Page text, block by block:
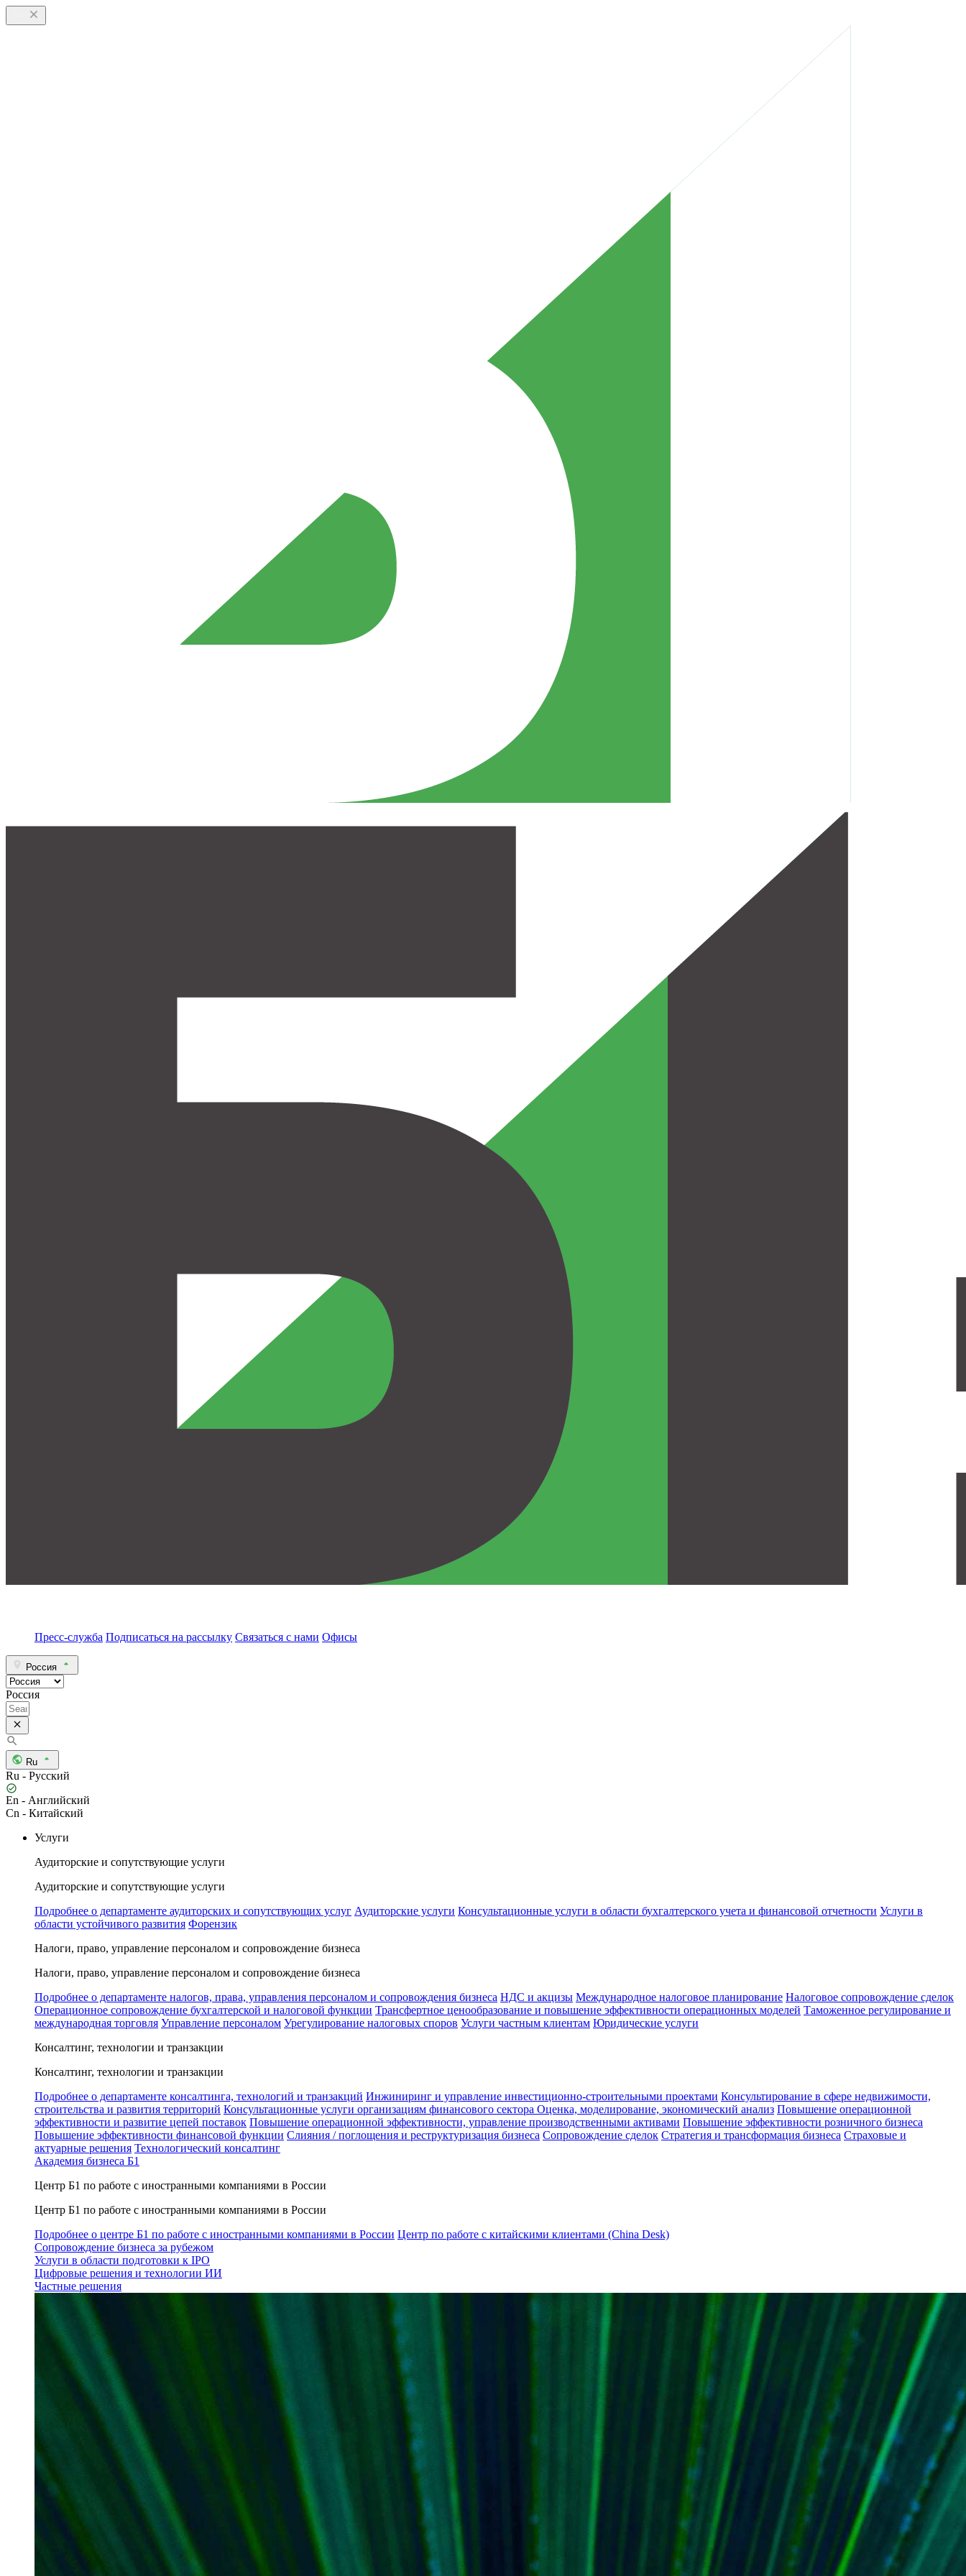
Пресс-служба Подписаться на рассылку Связаться с нами Офисы
Россия
Россия
Ru
Ru - Русский
En - Английский
Cn - Китайский
Услуги
Аудиторские и сопутствующие услуги
Аудиторские и сопутствующие услуги
Подробнее о департаменте аудиторских и сопутствующих услуг Аудиторские услуги Консультационные услуги в области бухгалтерского учета и финансовой отчетности Услуги в
области устойчивого развития Форензик
Налоги, право, управление персоналом и сопровождение бизнеса
Налоги, право, управление персоналом и сопровождение бизнеса
Подробнее о департаменте налогов, права, управления персоналом и сопровождения бизнеса НДС и акцизы Международное налоговое планирование Налоговое сопровождение сделок
Операционное сопровождение бухгалтерской и налоговой функции Трансфертное ценообразование и повышение эффективности операционных моделей Таможенное регулирование и
международная торговля Управление персоналом Урегулирование налоговых споров Услуги частным клиентам Юридические услуги
Консалтинг, технологии и транзакции
Консалтинг, технологии и транзакции
Подробнее о департаменте консалтинга, технологий и транзакций Инжиниринг и управление инвестиционно-строительными проектами Консультирование в сфере недвижимости,
строительства и развития территорий Консультационные услуги организациям финансового сектора Оценка, моделирование, экономический анализ Повышение операционной
эффективности и развитие цепей поставок Повышение операционной эффективности, управление производственными активами Повышение эффективности розничного бизнеса
Повышение эффективности финансовой функции Слияния / поглощения и реструктуризация бизнеса Сопровождение сделок Стратегия и трансформация бизнеса Страховые и
актуарные решения Технологический консалтинг
Академия бизнеса Б1
Центр Б1 по работе с иностранными компаниями в России
Центр Б1 по работе с иностранными компаниями в России
Подробнее о центре Б1 по работе с иностранными компаниями в России Центр по работе с китайскими клиентами (China Desk)
Сопровождение бизнеса за рубежом
Услуги в области подготовки к IPO
Цифровые решения и технологии ИИ
Частные решения